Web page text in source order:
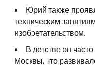
Юрий также
техническим
изобретательством.
В детстве он
Москвы, что